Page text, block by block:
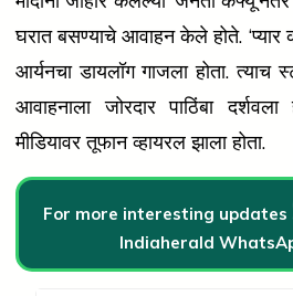
घरात बसण्याचे आवाहन केले होते. ‘प्यार
आर्यनचा डायलॉग गाजला होता. त्याच
आवाहनाला जोरदार पाठिंबा
मीडियावर तूफान व्हायरल झाला होता.
For more interesting updates
Indiaherald